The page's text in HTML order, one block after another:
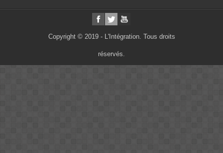
Copyright © 2019 - L'Intégration. Tous droits
réservés.